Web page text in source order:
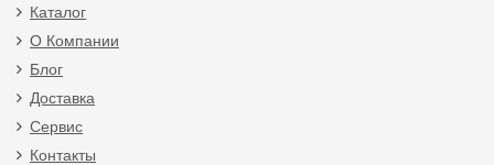
Каталог
О Компании
Блог
Доставка
Сервис
Контакты